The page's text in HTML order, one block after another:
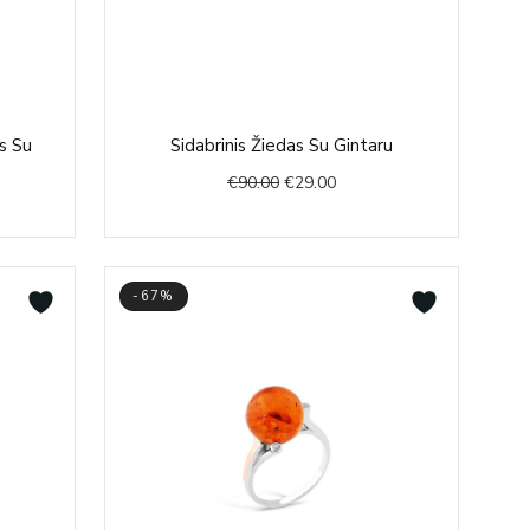
Su
Sidabrinis Žiedas Su Gintaru
€90.00
price
was:
€29.00
price
is:
-67%